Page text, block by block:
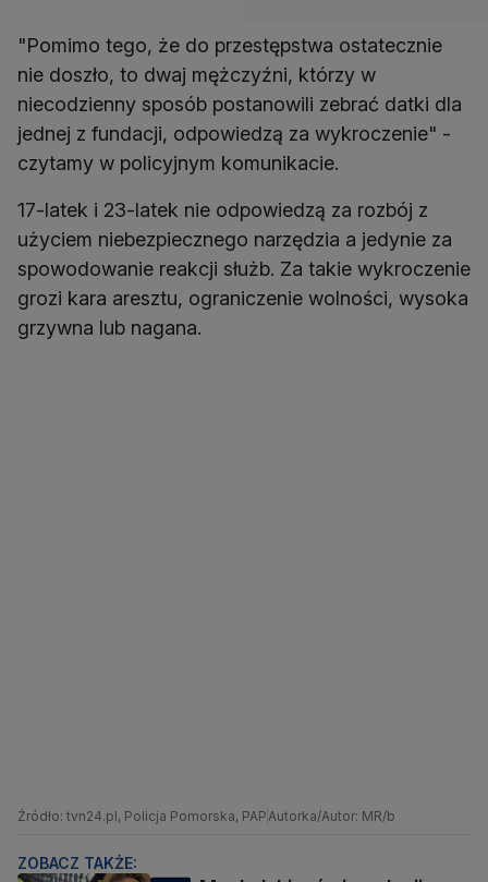
"Pomimo tego, że do przestępstwa ostatecznie
nie doszło, to dwaj mężczyźni, którzy w
niecodzienny sposób postanowili zebrać datki dla
jednej z fundacji, odpowiedzą za wykroczenie" -
czytamy w policyjnym komunikacie.
17-latek i 23-latek nie odpowiedzą za rozbój z
użyciem niebezpiecznego narzędzia a jedynie za
spowodowanie reakcji służb. Za takie wykroczenie
grozi kara aresztu, ograniczenie wolności, wysoka
grzywna lub nagana.
Źródło: tvn24.pl, Policja Pomorska, PAPAutorka/Autor: MR/b
ZOBACZ TAKŻE: